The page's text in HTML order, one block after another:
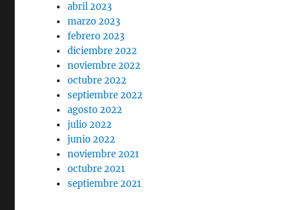
abril 2023
marzo 2023
febrero 2023
diciembre 2022
noviembre 2022
octubre 2022
septiembre 2022
agosto 2022
julio 2022
junio 2022
noviembre 2021
octubre 2021
septiembre 2021